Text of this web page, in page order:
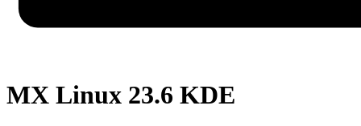
MX Linux 23.6 KDE